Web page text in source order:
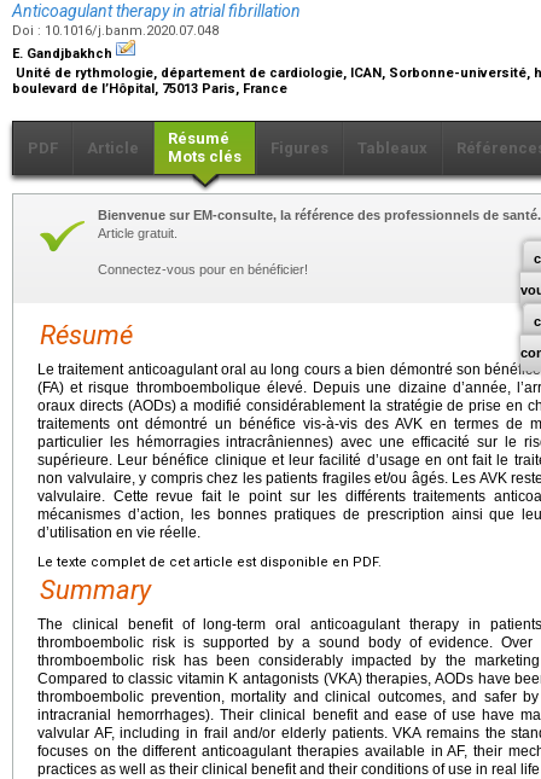
Anticoagulant therapy in atrial fibrillation
Doi : 10.1016/j.banm.2020.07.048
E. Gandjbakhch
Unité de rythmologie, département de cardiologie, ICAN, Sorbonne-université,
boulevard de l’Hôpital, 75013 Paris, France
PDF Article
Résumé
Mots clés
Figures Tableaux
Bienvenue sur EM-consulte, la référence des professionnels de santé.
Article gratuit.
Connectez-vous pour en bénéficier!
Résumé
Le traitement anticoagulant oral au long cours a bien démontré son
(FA) et risque thromboembolique élevé. Depuis une dizaine d’année,
oraux directs (AODs) a modifié considérablement la stratégie de prise en
traitements ont démontré un bénéfice vis-à-vis des AVK en termes de
particulier les hémorragies intracrâniennes) avec une efficacité sur le
supérieure. Leur bénéfice clinique et leur facilité d’usage en ont fait le
non valvulaire, y compris chez les patients fragiles et/ou âgés. Les AVK
valvulaire. Cette revue fait le point sur les différents traitements
mécanismes d’action, les bonnes pratiques de prescription ainsi que
d’utilisation en vie réelle.
Le texte complet de cet article est disponible en PDF.
Summary
The clinical benefit of long-term oral anticoagulant therapy in
thromboembolic risk is supported by a sound body of evidence.
thromboembolic risk has been considerably impacted by the
Compared to classic vitamin K antagonists (VKA) therapies, AODs have
thromboembolic prevention, mortality and clinical outcomes, and safer
intracranial hemorrhages). Their clinical benefit and ease of use have
valvular AF, including in frail and/or elderly patients. VKA remains the
focuses on the different anticoagulant therapies available in AF, their
practices as well as their clinical benefit and their conditions of use in real